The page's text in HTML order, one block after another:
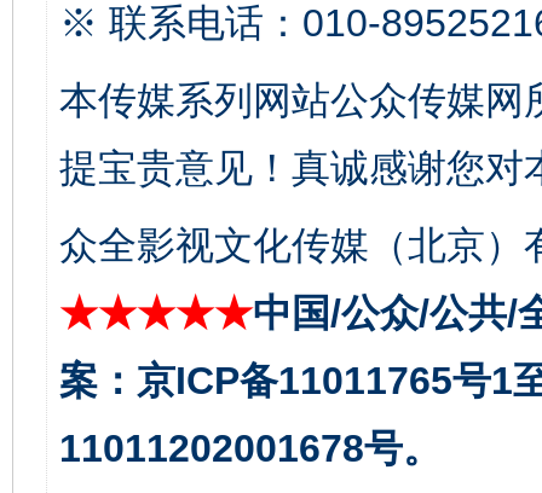
※ 联系电话：010-
本传媒系列网站公众传媒
提宝贵意见！真诚感谢您
众全影视文化传媒（北京）
★★★★★中国/公众/公共/
案：京ICP备11011765号1
11011202001678号。
千年窑火 生生不息